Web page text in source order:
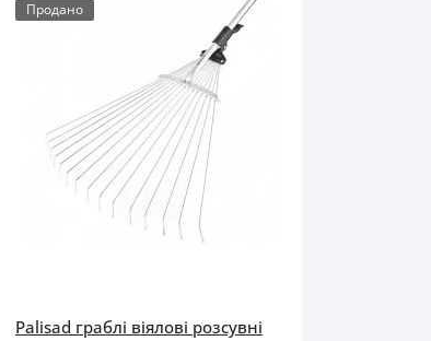
Продано
Palisad граблі віялові розсувні